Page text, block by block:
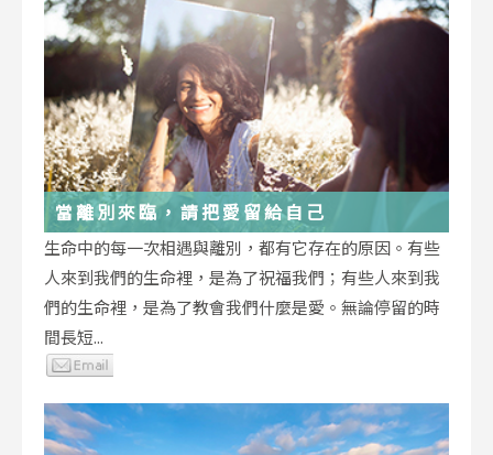
當離別來臨，請把愛留給自己
生命中的每一次相遇與離別，都有它存在的原因。有些
人來到我們的生命裡，是為了祝福我們；有些人來到我
們的生命裡，是為了教會我們什麼是愛。無論停留的時
間長短...